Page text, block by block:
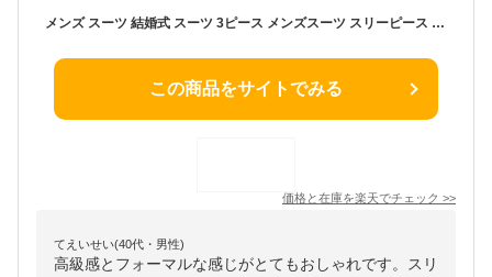
メンズ スーツ 結婚式 スーツ 3ピース メンズスーツ スリーピース スリム ビジネス スーツ スーツ 結婚式 春夏スーツ ストレッチ フォーマルスーツ スーツメンズ 男性 スリム スーツ メンズ 上下セット セットアップ スタイリッシュスーツ 3点 スリムスーツ 就職
この商品をサイトでみる
価格と在庫を楽天でチェック >>
てえいせい(40代・男性)
高級感とフォーマルな感じがとてもおしゃれです。スリ